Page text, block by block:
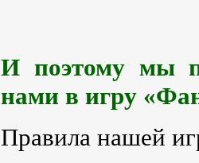
И поэтому мы
нами в игру
Правила нашей